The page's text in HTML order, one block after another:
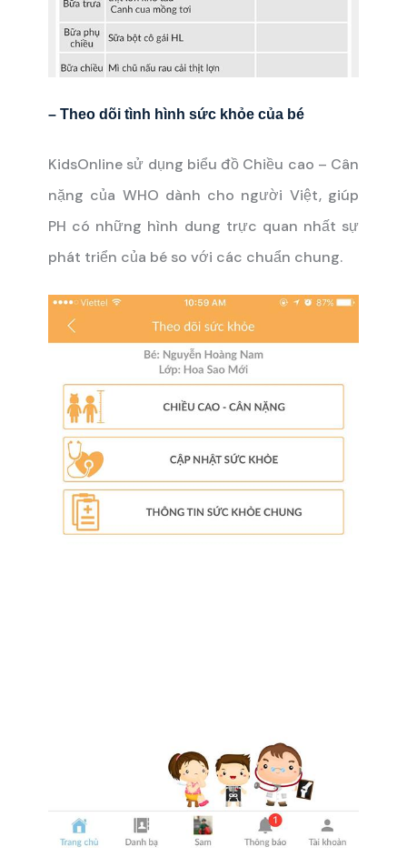
– Theo dõi tình hình sức khỏe của bé
KidsOnline sử dụng biểu đồ Chiều cao – Cân
nặng của WHO dành cho người Việt, giúp
PH có những hình dung trực quan nhất sự
phát triển của bé so với các chuẩn chung.